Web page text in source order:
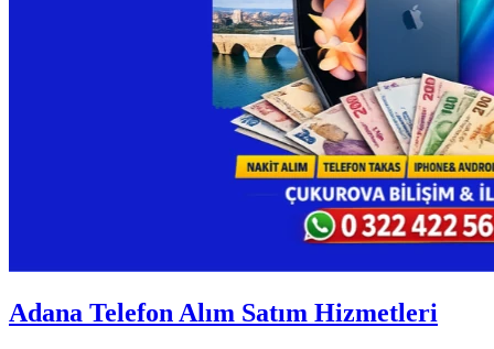
Adana Telefon Alım Satım Hizmetleri